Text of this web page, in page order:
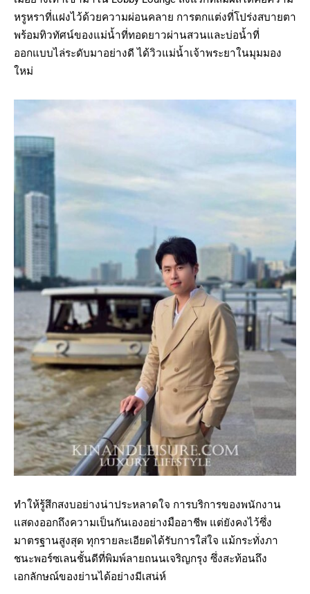
หรูหราที่แฝงไว้ด้วยความผ่อนคลาย การตกแต่งที่โปร่งสบายตา
พร้อมทิวทัศน์ของแม่น้ำที่ทอดยาวผ่านสวนและบ่อน้ำที่
ออกแบบไล่ระดับมาอย่างดี ได้วิวแม่น้ำเจ้าพระยาในมุมมอง
ใหม่
ทำให้รู้สึกสงบอย่างน่าประหลาดใจ การบริการของพนักงาน
แสดงออกถึงความเป็นกันเองอย่างมืออาชีพ แต่ยังคงไว้ซึ่ง
มาตรฐานสูงสุด ทุกรายละเอียดได้รับการใส่ใจ แม้กระทั่งภา
ชนะพอร์ซเลนชั้นดีที่พิมพ์ลายถนนเจริญกรุง ซึ่งสะท้อนถึง
เอกลักษณ์ของย่านได้อย่างมีเสน่ห์